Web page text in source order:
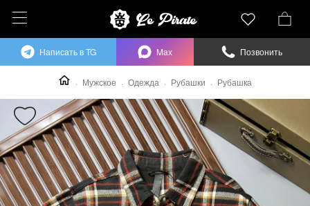
Мужское Одежда Рубашки Рубашка
Написать в TG Max Позвонить